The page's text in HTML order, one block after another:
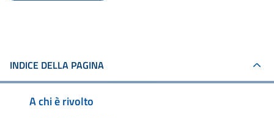
INDICE DELLA PAGINA
A chi è rivolto